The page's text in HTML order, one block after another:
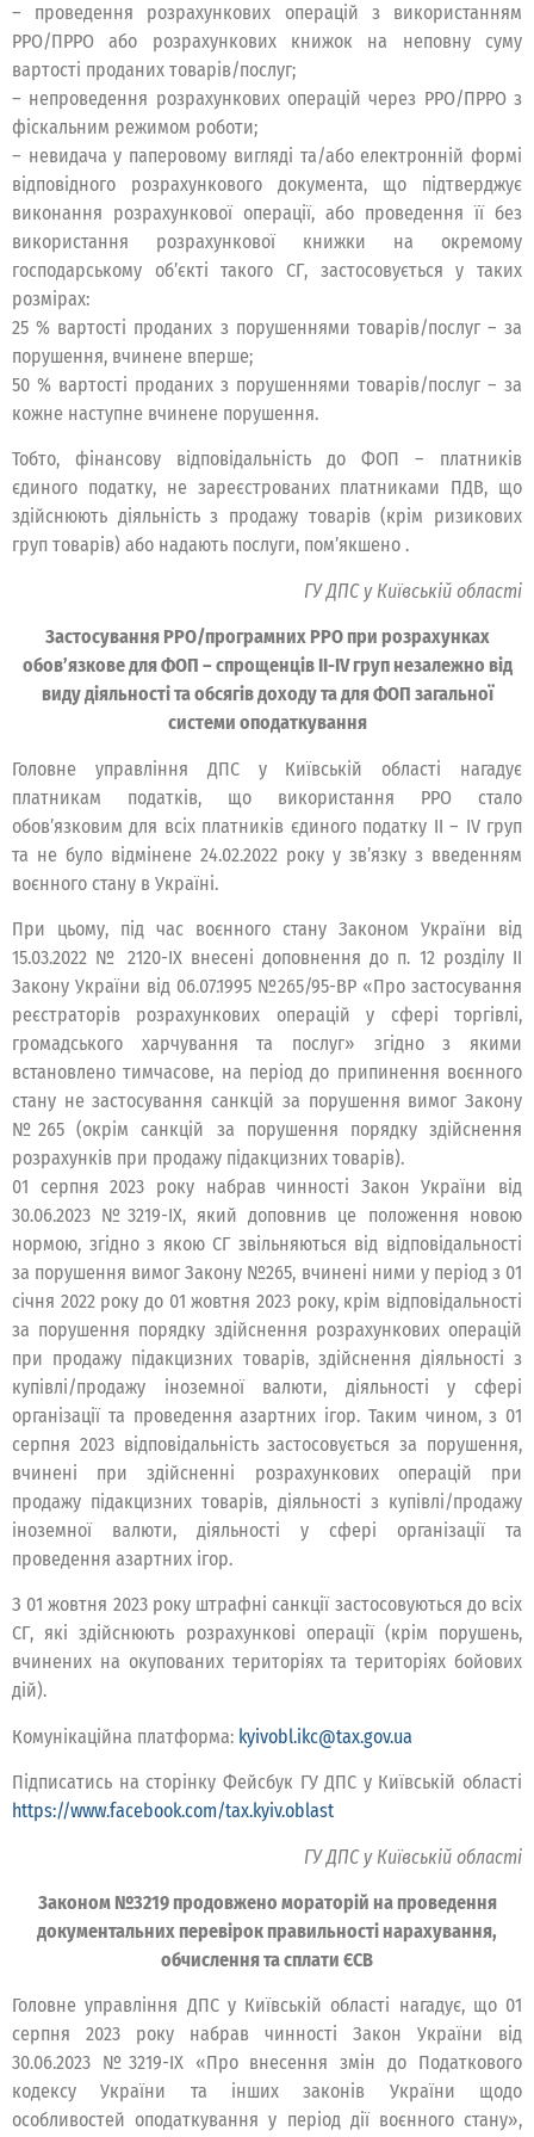
– проведення розрахункових операцій з використанням
РРО/ПРРО або розрахункових книжок на неповну суму
вартості проданих товарів/послуг;
– непроведення розрахункових операцій через РРО/ПРРО з
фіскальним режимом роботи;
– невидача у паперовому вигляді та/або електронній формі
відповідного розрахункового документа, що підтверджує
виконання розрахункової операції, або проведення її без
використання розрахункової книжки на окремому
господарському об’єкті такого СГ, застосовується у таких
розмірах:
25 % вартості проданих з порушеннями товарів/послуг – за
порушення, вчинене вперше;
50 % вартості проданих з порушеннями товарів/послуг – за
кожне наступне вчинене порушення.
Тобто, фінансову відповідальність до ФОП – платників
єдиного податку, не зареєстрованих платниками ПДВ, що
здійснюють діяльність з продажу товарів (крім ризикових
груп товарів) або надають послуги, пом’якшено .
ГУ ДПС у Київській області
Застосування РРО/програмних РРО при розрахунках
обов’язкове для ФОП – спрощенців ІІ-ІV груп незалежно від
виду діяльності та обсягів доходу та для ФОП загальної
системи оподаткування
Головне управління ДПС у Київській області нагадує
платникам податків, що використання РРО стало
обов’язковим для всіх платників єдиного податку ІІ – IV груп
та не було відмінене 24.02.2022 року у зв’язку з введенням
воєнного стану в Україні.
При цьому, під час воєнного стану Законом України від
15.03.2022 № 2120-IХ внесені доповнення до п. 12 розділу ІІ
Закону України від 06.07.1995 №265/95-ВР «Про застосування
реєстраторів розрахункових операцій у сфері торгівлі,
громадського харчування та послуг» згідно з якими
встановлено тимчасове, на період до припинення воєнного
стану не застосування санкцій за порушення вимог Закону
№265 (окрім санкцій за порушення порядку здійснення
розрахунків при продажу підакцизних товарів).
01 серпня 2023 року набрав чинності Закон України від
30.06.2023 №3219-ІХ, який доповнив це положення новою
нормою, згідно з якою СГ звільняються від відповідальності
за порушення вимог Закону №265, вчинені ними у період з 01
січня 2022 року до 01 жовтня 2023 року, крім відповідальності
за порушення порядку здійснення розрахункових операцій
при продажу підакцизних товарів, здійснення діяльності з
купівлі/продажу іноземної валюти, діяльності у сфері
організації та проведення азартних ігор. Таким чином, з 01
серпня 2023 відповідальність застосовується за порушення,
вчинені при здійсненні розрахункових операцій при
продажу підакцизних товарів, діяльності з купівлі/продажу
іноземної валюти, діяльності у сфері організації та
проведення азартних ігор.
З 01 жовтня 2023 року штрафні санкції застосовуються до всіх
СГ, які здійснюють розрахункові операції (крім порушень,
вчинених на окупованих територіях та територіях бойових
дій).
Комунікаційна платформа: kyivobl.ikc@tax.gov.ua
Підписатись на сторінку Фейсбук ГУ ДПС у Київській області
https://www.facebook.com/tax.kyiv.oblast
ГУ ДПС у Київській області
Законом №3219 продовжено мораторій на проведення
документальних перевірок правильності нарахування,
обчислення та сплати ЄСВ
Головне управління ДПС у Київській області нагадує, що 01
серпня 2023 року набрав чинності Закон України від
30.06.2023 №3219-IX «Про внесення змін до Податкового
кодексу України та інших законів України щодо
особливостей оподаткування у період дії воєнного стану»,